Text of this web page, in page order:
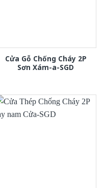
Cửa Gỗ Chống Cháy 2P
Sơn Xám-a-SGD